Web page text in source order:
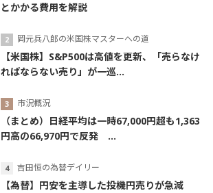
とかかる費用を解説
岡元兵八郎の米国株マスターへの道
【米国株】S&P500は高値を更新、「売らなけ
ればならない売り」が一巡...
市況概況
（まとめ）日経平均は一時67,000円超も1,363
円高の66,970円で反発 ...
吉田恒の為替デイリー
【為替】円安を主導した投機円売りが急減